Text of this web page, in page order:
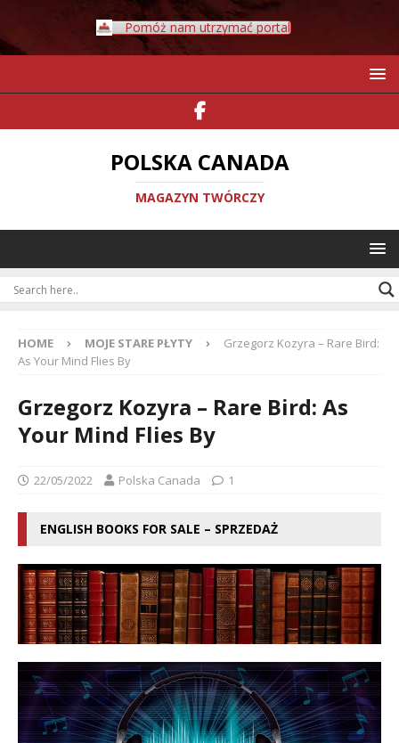
Pomóż nam utrzymać portal
POLSKA CANADA
MAGAZYN TWÓRCZY
HOME MOJE STARE PŁYTY
Grzegorz Kozyra – Rare Bird:
As Your Mind Flies By
Grzegorz Kozyra – Rare Bird: As
Your Mind Flies By
22/05/2022 Polska Canada 1
ENGLISH BOOKS FOR SALE – SPRZEDAŻ